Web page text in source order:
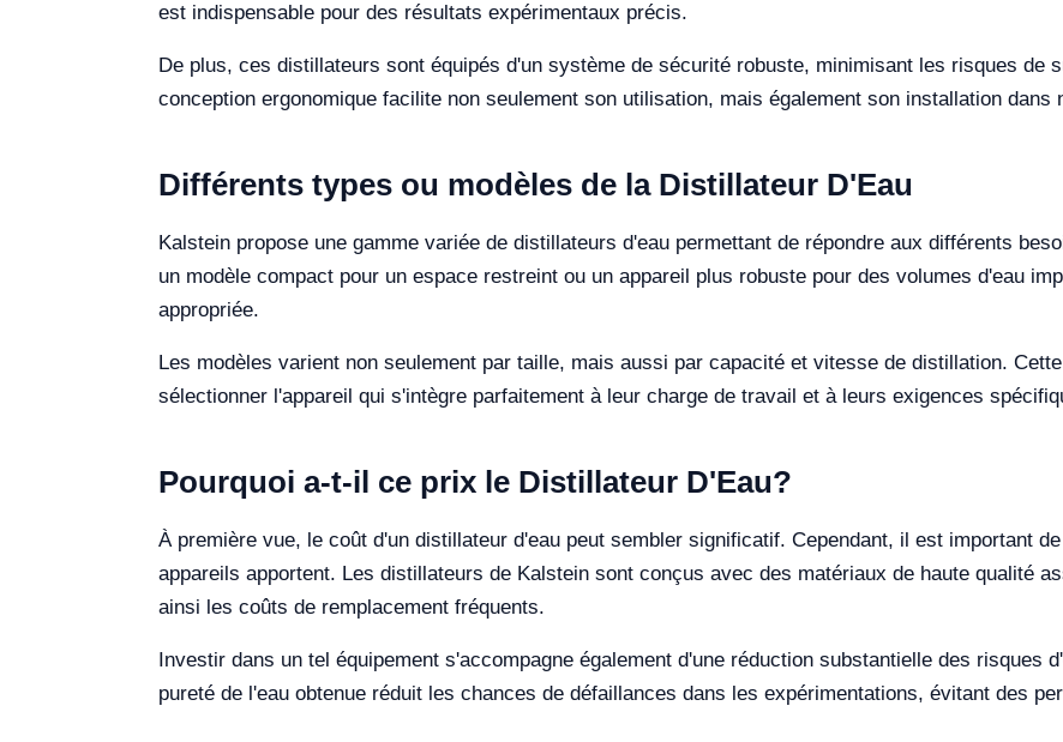
est indispensable pour des résultats expérimentaux précis.
De plus, ces distillateurs sont équipés d'un système de sécurité robuste, minimisant les risques de
conception ergonomique facilite non seulement son utilisation, mais également son installation dans
Différents types ou modèles de la Distillateur D'Eau
Kalstein propose une gamme variée de distillateurs d'eau permettant de répondre aux différents
un modèle compact pour un espace restreint ou un appareil plus robuste pour des volumes d'eau
appropriée.
Les modèles varient non seulement par taille, mais aussi par capacité et vitesse de distillation.
sélectionner l'appareil qui s'intègre parfaitement à leur charge de travail et à leurs exigences
Pourquoi a-t-il ce prix le Distillateur D'Eau?
À première vue, le coût d'un distillateur d'eau peut sembler significatif. Cependant, il est important
appareils apportent. Les distillateurs de Kalstein sont conçus avec des matériaux de haute qualité
ainsi les coûts de remplacement fréquents.
Investir dans un tel équipement s'accompagne également d'une réduction substantielle des risques
pureté de l'eau obtenue réduit les chances de défaillances dans les expérimentations, évitant des